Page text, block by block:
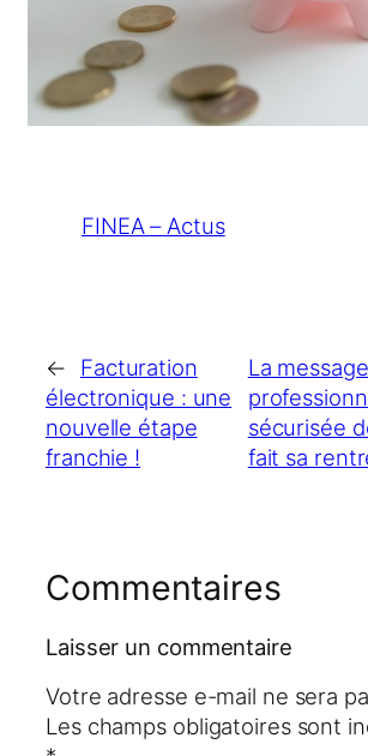
FINEA – Actus
←
Facturation
électronique : une
nouvelle étape
franchie !
La
sécurisée
fait sa
Commentaires
Laisser un commentaire
Votre adresse e-mail ne sera
Les champs obligatoires sont